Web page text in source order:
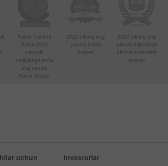
Forex Traders
Dubai–2023
sammiti
natijalariga ko'ra
eng yaxshi
Forex-broker
2022-yilning eng
yaxshi kripto
brokeri
2022-yilning eng
yaxshi mijozlarga
xizmat ko'rsatish
brokeri
uchun
Investorlar